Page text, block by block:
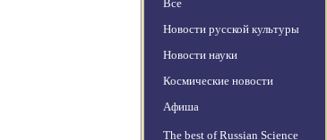
Все
Новости русской культуры
Новости науки
Космические новости
Афиша
The best of Russian Science